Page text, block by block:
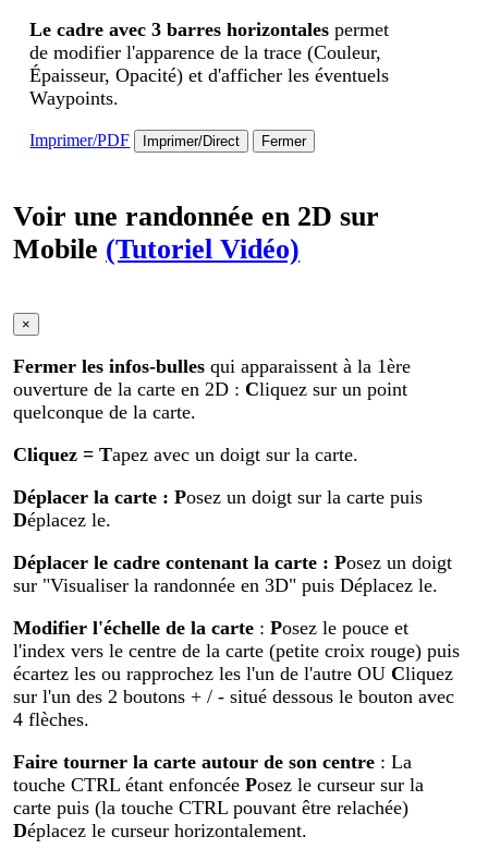
Le cadre avec 3 barres horizontales permet
de modifier l'apparence de la trace (Couleur,
Épaisseur, Opacité) et d'afficher les éventuels
Waypoints.
Imprimer/PDF Imprimer/Direct Fermer
Voir une randonnée en 2D sur
Mobile (Tutoriel Vidéo)
×
Fermer les infos-bullesqui apparaissent à la 1ère
ouverture de la carte en 2D :Cliquez sur un point
quelconque de la carte.
Cliquez= Tapez avec un doigt sur la carte.
Déplacer la carte : Posez un doigt sur la carte puis
Déplacez le.
Déplacer le cadre contenant la carte :Posez un doigt
sur "Visualiser la randonnée en 3D" puis Déplacez le.
Modifier l'échelle de la carte :Posez le pouce et
l'index vers le centre de la carte (petite croix rouge) puis
écartez les ou rapprochez les l'un de l'autre OUCliquez
sur l'un des 2 boutons + / - situé dessous le bouton avec
4 flèches.
Faire tourner la carte autour de son centre : La
touche CTRL étant enfoncéePosez le curseur sur la
carte puis (la touche CTRL pouvant être relachée)
Déplacez le curseur horizontalement.